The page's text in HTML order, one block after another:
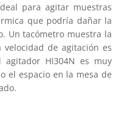
para agitar muestras
que podría dañar la
Un tacómetro muestra la
velocidad de agitación es
agitador HI304N es muy
el espacio en la mesa de